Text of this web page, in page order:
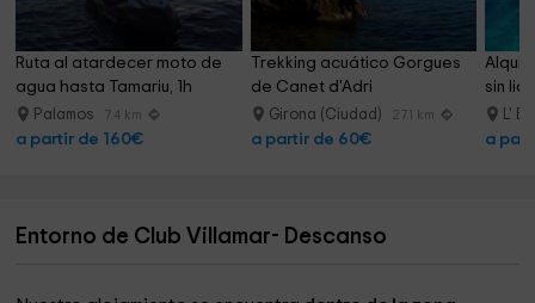
Ruta al atardecer moto de
agua hasta Tamariu, 1h
Palamos 7.4 km
a partir de 160€
Trekking acuático Gorgues
de Canet d'Adri
Girona (Ciudad) 27.1 km
a partir de 60€
sin
L'
a
Entorno de Club Villamar- Descanso